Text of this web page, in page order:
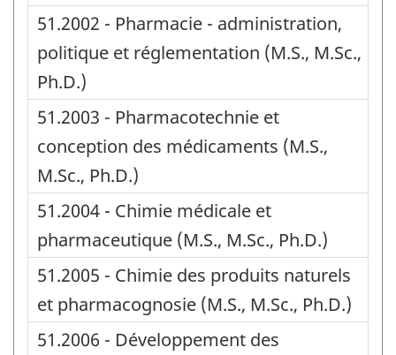
51.2002 - Pharmacie - administration,
politique et réglementation (M.S., M.Sc.,
Ph.D.)
51.2003 - Pharmacotechnie et
conception des médicaments (M.S.,
M.Sc., Ph.D.)
51.2004 - Chimie médicale et
pharmaceutique (M.S., M.Sc., Ph.D.)
51.2005 - Chimie des produits naturels
et pharmacognosie (M.S., M.Sc., Ph.D.)
51.2006 - Développement des